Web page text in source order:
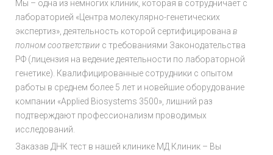
Мы – одна из немногих клиник, которая в сотрудничает с
лабораторией «Центра молекулярно-генетических
экспертиз», деятельность которой сертифицирована в
полном соответствии с требованиями Законодательства
РФ (лицензия на ведение деятельности по лабораторной
генетике). Квалифицированные сотрудники с опытом
работы в среднем более 5 лет и новейшие оборудование
компании «Applied Biosystems 3500», лишний раз
подтверждают профессионализм проводимых
исследований.
Заказав ДНК тест в нашей клинике МД Клиник – Вы